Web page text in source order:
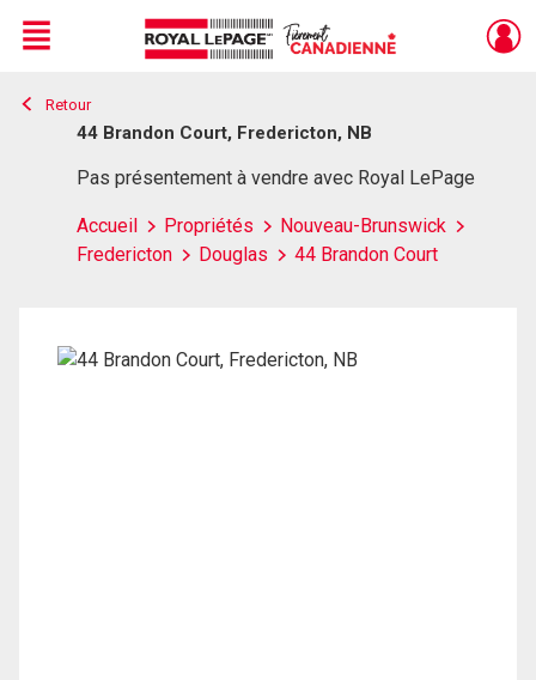
Live
En Direct
Menu
Retour
44 Brandon Court, Fredericton, NB
Pas présentement à vendre avec Royal LePage
Accueil Propriétés
Nouveau-Brunswick
Fredericton
Douglas 44 Brandon Court